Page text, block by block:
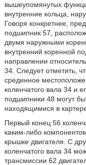
вышеупомянутых
внутренние кольца,
Говоря конкретнее,
подшипник 57,
двумя наружными
внутренний коренной
направлении
34. Следует отметить,
срединное
коленчатого вала 34 и
подшипники 48 могут
находящимися в
Первый конец 56
каким-либо
крышке двигателя. С
коленчатого вала 34
трансмиссии 62